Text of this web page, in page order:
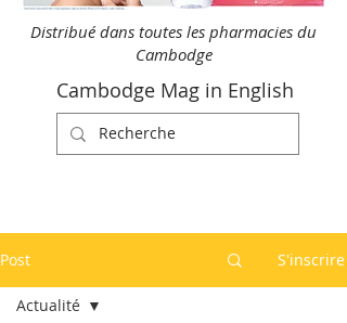
Distribué dans toutes les pharmacies du
Cambodge
Cambodge Mag in English
Post S'inscrire
Actualité